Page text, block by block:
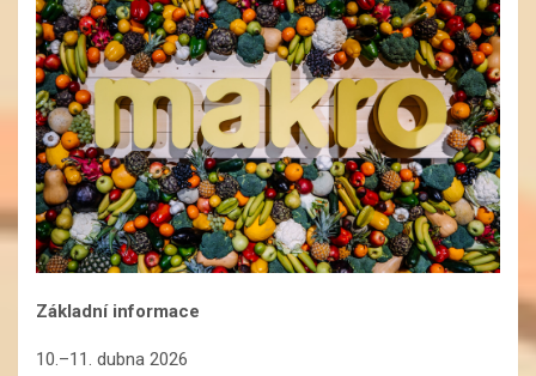
Základní informace
10.–11. dubna 2026